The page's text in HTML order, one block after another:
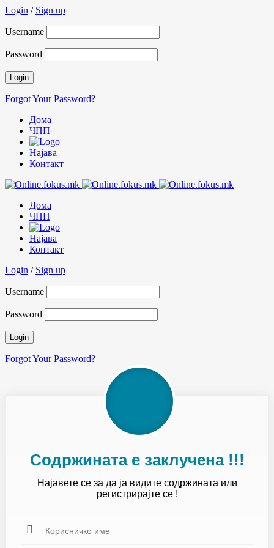
Login / Sign up
Username
Password
Forgot Your Password?
Дома
ЧПП
Најава
Контакт
Дома
ЧПП
Најава
Контакт
Login / Sign up
Username
Password
Forgot Your Password?
Содржината е заклучена !!!
Најавете се за да ја видите содржината или
регистрирајте се !